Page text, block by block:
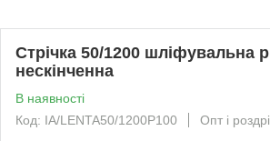
Стрічка 50/1200 шліфувальна
нескінченна
В наявності
Код: IA/LENTA50/1200P100
Опт і